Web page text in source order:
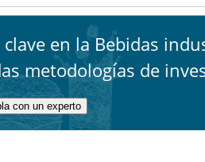
en la Bebidas
metodologías de
con un experto